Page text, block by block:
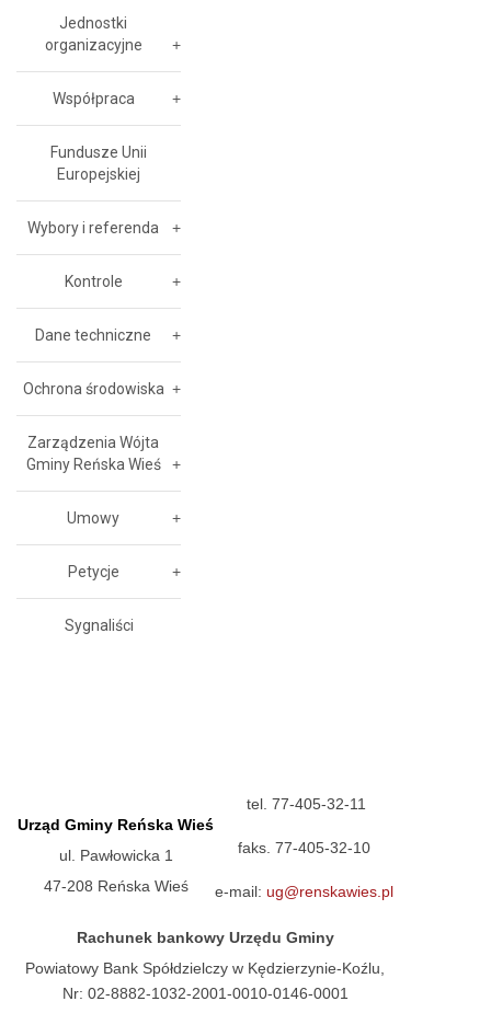
Jednostki
organizacyjne
Współpraca
Fundusze Unii
Europejskiej
Wybory i referenda
Kontrole
Dane techniczne
Ochrona środowiska
Zarządzenia Wójta
Gminy Reńska Wieś
Umowy
Petycje
Sygnaliści
Urząd Gminy Reńska Wieś
ul. Pawłowicka 1
47-208 Reńska Wieś
tel. 77-405-32-11
faks. 77-405-32-10
e-mail: ug@renskawies.pl
Rachunek bankowy Urzędu Gminy
Powiatowy Bank Spółdzielczy w Kędzierzynie-Koźlu,
Nr: 02-8882-1032-2001-0010-0146-0001